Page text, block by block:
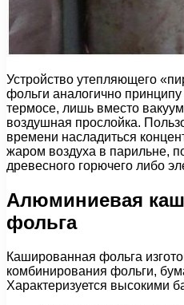
Устройство утепляющего
фольги аналогично
термосе, лишь вместо
воздушная прослойка.
времени насладиться
жаром воздуха в парильне,
древесного горючего либо
Алюминиевая
фольга
Кашированная фольга
комбинирования фольги,
Характеризуется высокими